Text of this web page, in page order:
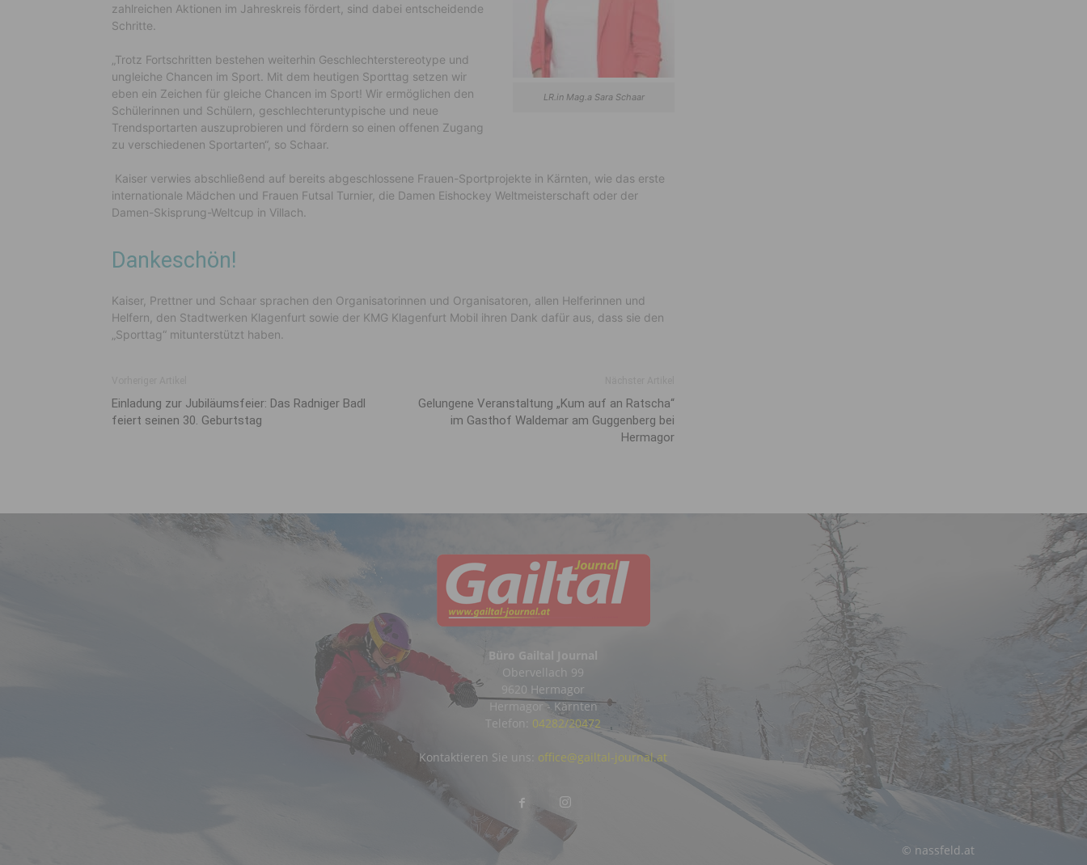
LR.in Mag.a Sara Schaar
zahlreichen Aktionen im Jahreskreis fördert, sind dabei entscheidende
Schritte.
„Trotz Fortschritten bestehen weiterhin Geschlechterstereotype und
ungleiche Chancen im Sport. Mit dem heutigen Sporttag setzen wir
eben ein Zeichen für gleiche Chancen im Sport! Wir ermöglichen den
Schülerinnen und Schülern, geschlechteruntypische und neue
Trendsportarten auszuprobieren und fördern so einen offenen Zugang
zu verschiedenen Sportarten“, so Schaar.
Kaiser verwies abschließend auf bereits abgeschlossene Frauen-Sportprojekte in Kärnten, wie das erste
internationale Mädchen und Frauen Futsal Turnier, die Damen Eishockey Weltmeisterschaft oder der
Damen-Skisprung-Weltcup in Villach.
Dankeschön!
Kaiser, Prettner und Schaar sprachen den Organisatorinnen und Organisatoren, allen Helferinnen und
Helfern, den Stadtwerken Klagenfurt sowie der KMG Klagenfurt Mobil ihren Dank dafür aus, dass sie den
„Sporttag“ mitunterstützt haben.
Einladung zur Jubiläumsfeier: Das Radniger Badl
feiert seinen 30. Geburtstag
Gelungene Veranstaltung „Kum auf an Ratscha“
im Gasthof Waldemar am Guggenberg bei
Hermagor
Büro Gailtal Journal
Obervellach 99
9620 Hermagor
Hermagor - Kärnten
Telefon: 04282/20472
© nassfeld.at
Kontaktieren Sie uns: office@gailtal-journal.at